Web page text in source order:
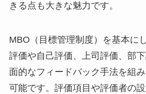
きる点も大きな魅力です。
MBO（目標管理制度）を基本に
評価や自己評価、上司評価、部
面的なフィードバック手法を組
可能です。評価項目や評価者の